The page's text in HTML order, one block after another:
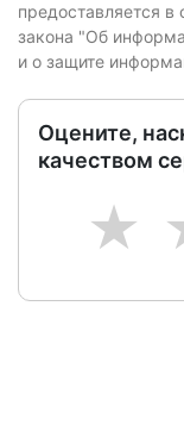
предоставляется в
закона "Об
и о защите
Оцените,
качеством
1